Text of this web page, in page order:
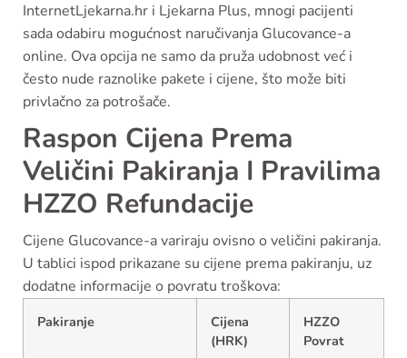
InternetLjekarna.hr i Ljekarna Plus, mnogi pacijenti
sada odabiru mogućnost naručivanja Glucovance-a
online. Ova opcija ne samo da pruža udobnost već i
često nude raznolike pakete i cijene, što može biti
privlačno za potrošače.
Raspon Cijena Prema
Veličini Pakiranja I Pravilima
HZZO Refundacije
Cijene Glucovance-a variraju ovisno o veličini pakiranja.
U tablici ispod prikazane su cijene prema pakiranju, uz
dodatne informacije o povratu troškova:
Pakiranje
Cijena
(HRK)
HZZO
Povrat